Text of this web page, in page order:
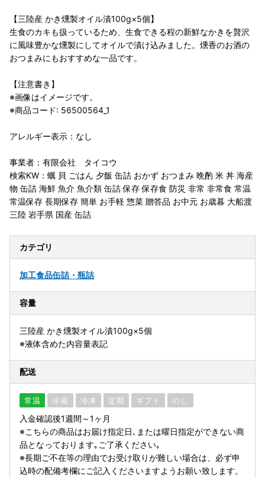
【三陸産 かき燻製オイル漬100g×5個】
生食のカキも扱っているため、生食できる程の新鮮なかきを贅沢
に風味豊かな燻製にしてオイルで漬け込みました。燻香のお酒の
おつまみにもおすすめな一品です。
【注意書き】
※画像はイメージです。
※商品コード: 56500564_1
アレルギー表示：なし
事業者：有限会社 タイコウ
検索KW：蠣 貝 ごはん 夕飯 缶詰 おかず おつまみ 晩酌 米 丼 海産
物 缶詰 海鮮 魚介 魚介類 缶詰 保存 保存食 防災 非常 非常食 常温
常温保存 長期保存 簡単 お手軽 惣菜 贈答品 お中元 お歳暮 大船渡
三陸 岩手県 国産 缶詰
カテゴリ
加工食品缶詰・瓶詰
容量
三陸産 かき燻製オイル漬100g×5個
※液体含めた内容量表記
配送
常温 冷蔵 冷凍 定期 ギフト のし
入金確認後1週間～1ヶ月
※こちらの商品はお届け指定日､または曜日指定ができない商
品となっております｡ご了承ください｡
※長期ご不在等の理由でお受け取りが難しい場合は、必ず申
込時の配備考欄にご記入くださいますようお願い致します。